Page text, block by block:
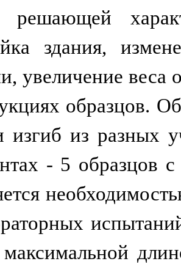
решающей
здания,
увеличение веса
образцов.
изгиб из разных
- 5 образцов